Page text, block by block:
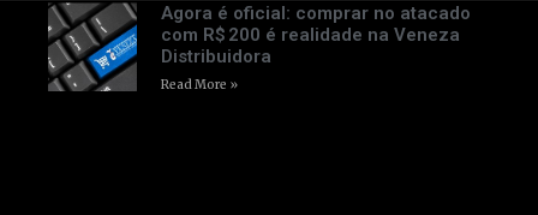
Agora é oficial: comprar no atacado
com R$ 200 é realidade na Veneza
Distribuidora
Read More »